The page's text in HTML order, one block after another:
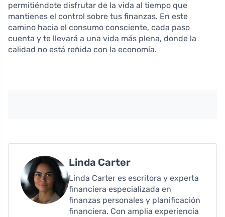
permitiéndote disfrutar de la vida al tiempo que
mantienes el control sobre tus finanzas. En este
camino hacia el consumo consciente, cada paso
cuenta y te llevará a una vida más plena, donde la
calidad no está reñida con la economía.
Linda Carter
Linda Carter es escritora y experta
financiera especializada en
finanzas personales y planificación
financiera. Con amplia experiencia